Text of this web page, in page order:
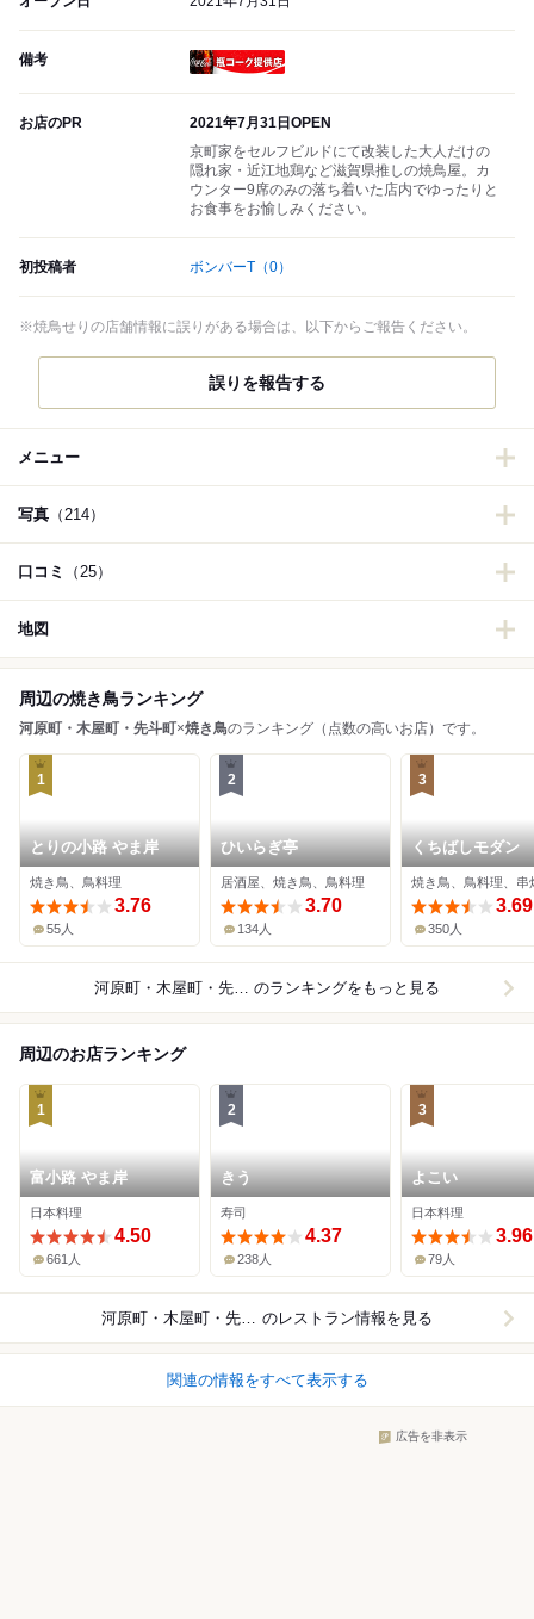
備考
お店のPR
2021年7月31日OPEN
京町家をセルフビルドにて改装した大人だけの
隠れ家・近江地鶏など滋賀県推しの焼鳥屋。カ
ウンター9席のみの落ち着いた店内でゆったりと
お食事をお愉しみください。
初投稿者 ボンバーT （0）
※焼鳥せりの店舗情報に誤りがある場合は、以下からご報告ください。
誤りを報告する
メニュー
写真 （214）
口コミ （25）
地図
周辺の焼き鳥ランキング
河原町・木屋町・先斗町×焼き鳥のランキング（点数の高いお店）です。
1
とりの小路 やま岸
焼き鳥、鳥料理
3.76
55人
2
ひいらぎ亭
居酒屋、焼き鳥、鳥料理
3.70
134人
3
くちばしモダン
焼き鳥、鳥料理、串
3.69
350人
河原町・木屋町・先斗町×焼き鳥 のランキングをもっと見る
周辺のお店ランキング
1
富小路 やま岸
日本料理
4.50
661人
2
きう
寿司
4.37
238人
3
よこい
日本料理
3.96
79人
河原町・木屋町・先斗町 のレストラン情報を見る
関連の情報をすべて表示する
広告を非表示